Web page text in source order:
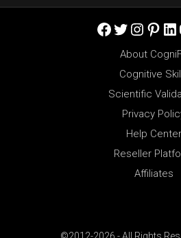
Facebook
Twitter
About
Cognitive
Scientific
Privacy
Help Center
Reseller
Affiliates
©2012-2026 - All Rights